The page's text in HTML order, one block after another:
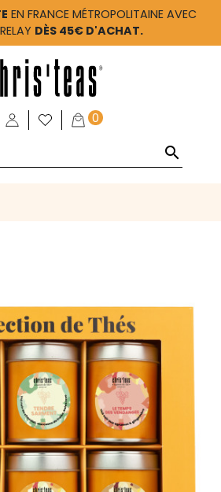
EN FRANCE MÉTROPOLITAINE AVEC
DÈS 45€ D'ACHAT.
0
